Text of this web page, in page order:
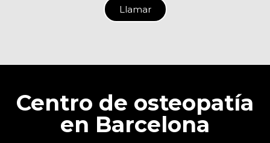
Llamar
Centro de osteopatía
en Barcelona